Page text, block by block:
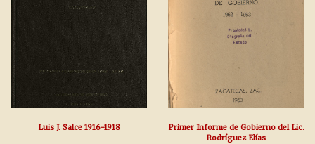
Luis J. Salce 1916-1918
Primer Informe de Gobierno del Lic.
Rodríguez Elías